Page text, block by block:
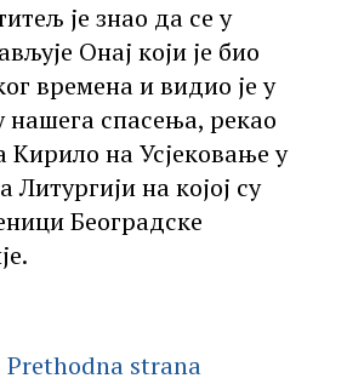
је знао да се у
Онај који је био
времена и видио је у
нашега спасења, рекао
Кирило на Усјековање у
Литургији на којој су
Београдске
Prethodna strana